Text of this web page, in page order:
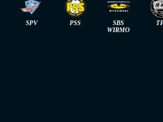
SPV PSS
SBS
WIRMO